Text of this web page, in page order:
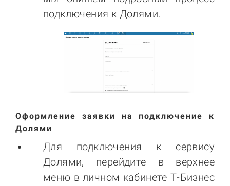
подключения к Долями.
Оформление заявки на подключение к
Долями
Для подключения к сервису
Долями, перейдите в верхнее
меню в личном кабинете Т-Бизнес